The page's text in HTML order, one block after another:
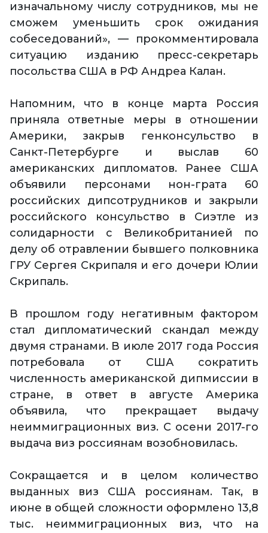
изначальному числу сотрудников, мы не
сможем уменьшить срок ожидания
собеседований», — прокомментировала
ситуацию изданию пресс-секретарь
посольства США в РФ Андреа Калан.
Напомним, что в конце марта Россия
приняла ответные меры в отношении
Америки, закрыв генконсульство в
Санкт-Петербурге и выслав 60
американских дипломатов. Ранее США
объявили персонами нон-грата 60
российских дипсотрудников и закрыли
российского консульство в Сиэтле из
солидарности с Великобританией по
делу об отравлении бывшего полковника
ГРУ Сергея Скрипаля и его дочери Юлии
Скрипаль.
В прошлом году негативным фактором
стал дипломатический скандал между
двумя странами. В июле 2017 года Россия
потребовала от США сократить
численность американской дипмиссии в
стране, в ответ в августе Америка
объявила, что прекращает выдачу
неиммиграционных виз. С осени 2017-го
выдача виз россиянам возобновилась.
Сокращается и в целом количество
выданных виз США россиянам. Так, в
июне в общей сложности оформлено 13,8
тыс. неиммиграционных виз, что на